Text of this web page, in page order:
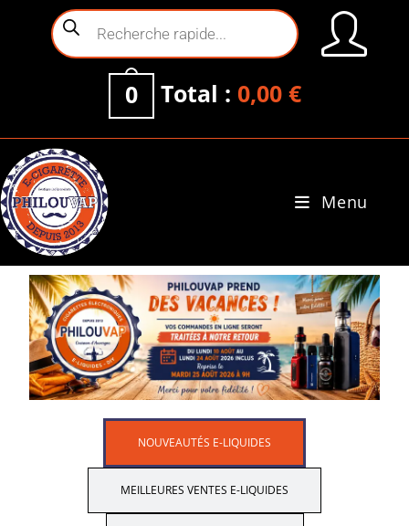
0 Total : 0,00 €
Menu
NOUVEAUTÉS E-LIQUIDES
MEILLEURES VENTES E-LIQUIDES